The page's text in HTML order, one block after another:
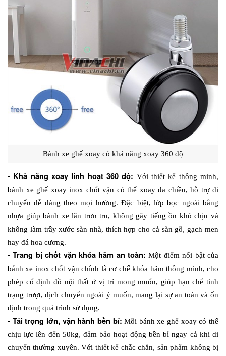
Bánh xe ghế xoay có khả năng xoay 360 độ
- Khả năng xoay linh hoạt 360 độ: Với thiết kế thông minh,
bánh xe ghế xoay inox chốt vặn có thể xoay đa chiều, hỗ trợ di
chuyển dễ dàng theo mọi hướng. Đặc biệt, lớp bọc ngoài bằng
nhựa giúp bánh xe lăn trơn tru, không gây tiếng ồn khó chịu và
không làm trầy xước sàn nhà, thích hợp cho cả sàn gỗ, gạch men
hay đá hoa cương.
- Trang bị chốt vặn khóa hãm an toàn: Một điểm nổi bật của
bánh xe inox chốt vặn chính là cơ chế khóa hãm thông minh, cho
phép cố định đồ nội thất ở vị trí mong muốn, giúp hạn chế tình
trạng trượt, dịch chuyển ngoài ý muốn, mang lại sự an toàn và ổn
định trong quá trình sử dụng.
- Tải trọng lớn, vận hành bền bỉ: Mỗi bánh xe ghế xoay có thể
chịu lực lên đến 50kg, đảm bảo hoạt động bền bỉ ngay cả khi di
chuyển thường xuyên. Với thiết kế chắc chắn, sản phẩm không bị